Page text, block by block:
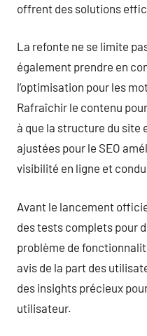
offrent des solutions
La refonte ne se limite
également prendre en
l’optimisation pour les
Rafraîchir le contenu
à que la structure du site
ajustées pour le SEO
visibilité en ligne et
Avant le lancement
des tests complets pour
problème de
avis de la part des
des insights précieux
utilisateur.